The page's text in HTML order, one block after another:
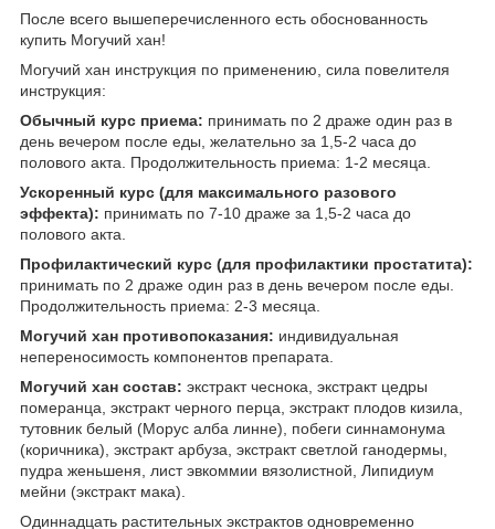
После всего вышеперечисленного есть обоснованность
купить Могучий хан!
Могучий хан инструкция по применению, сила повелителя
инструкция:
Обычный курс приема: принимать по 2 драже один раз в
день вечером после еды, желательно за 1,5-2 часа до
полового акта. Продолжительность приема: 1-2 месяца.
Ускоренный курс (для максимального разового
эффекта): принимать по 7-10 драже за 1,5-2 часа до
полового акта.
Профилактический курс (для профилактики простатита):
принимать по 2 драже один раз в день вечером после еды.
Продолжительность приема: 2-3 месяца.
Могучий хан противопоказания: индивидуальная
непереносимость компонентов препарата.
Могучий хан состав: экстракт чеснока, экстракт цедры
померанца, экстракт черного перца, экстракт плодов кизила,
тутовник белый (Морус алба линне), побеги синнамонума
(коричника), экстракт арбуза, экстракт светлой ганодермы,
пудра женьшеня, лист эвкоммии вязолистной, Липидиум
мейни (экстракт мака).
Одиннадцать растительных экстрактов одновременно